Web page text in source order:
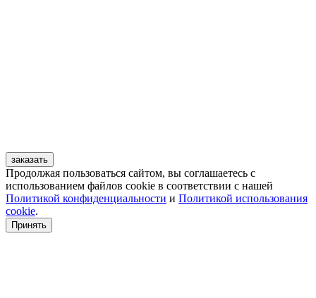
заказать
Продолжая пользоваться сайтом, вы соглашаетесь с
использованием файлов cookie в соответствии с нашей
Политикой конфиденциальности и Политикой использования
cookie.
Принять